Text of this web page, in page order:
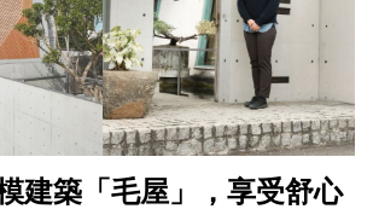
建築「毛屋」，享受舒心